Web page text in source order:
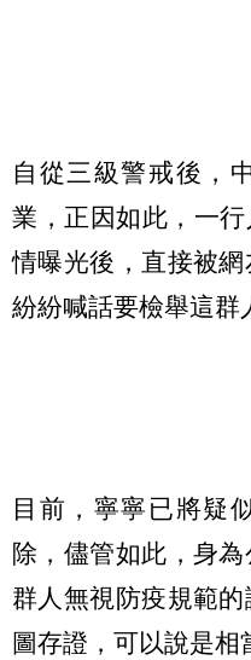
自從三級警戒後，
業，正因如此，一
情曝光後，直接被
紛紛喊話要檢舉這群
目前，寧寧已將疑
除，儘管如此，身
群人無視防疫規範
圖存證，可以說是相